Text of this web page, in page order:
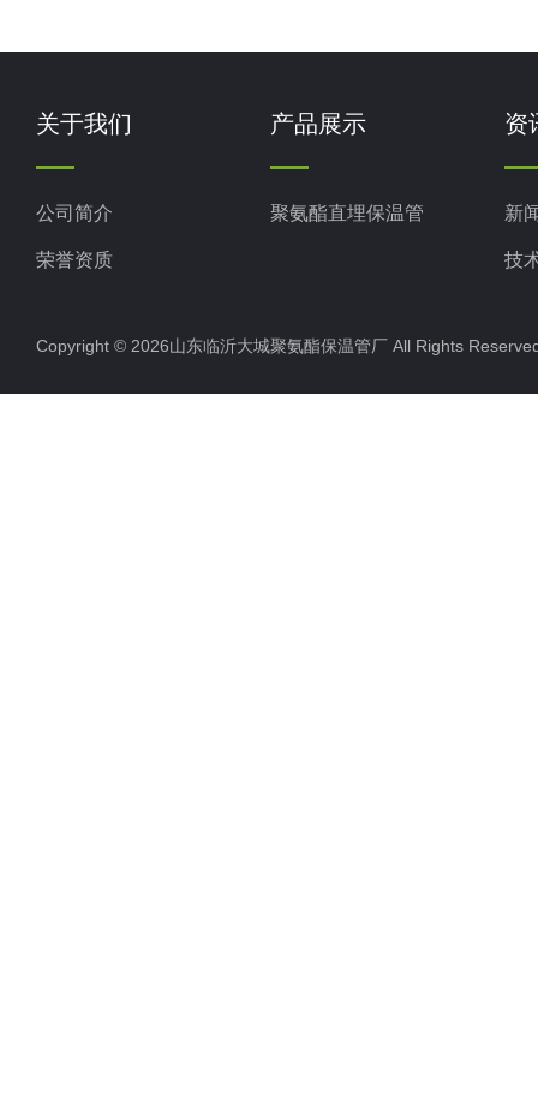
关于我们
公司简介
荣誉资质
产品展示
聚氨酯直埋保温管
资
新
技
Copyright © 2026山东临沂大城聚氨酯保温管厂 All Rights